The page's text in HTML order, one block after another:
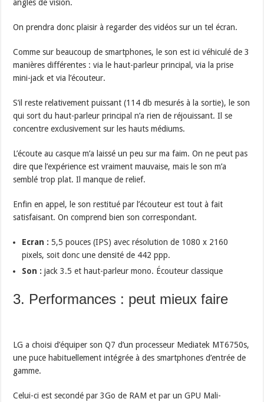
angles de vision.
On prendra donc plaisir à regarder des vidéos sur un tel écran.
Comme sur beaucoup de smartphones, le son est ici véhiculé de 3
manières différentes : via le haut-parleur principal, via la prise
mini-jack et via l’écouteur.
S’il reste relativement puissant (114 db mesurés à la sortie), le son
qui sort du haut-parleur principal n’a rien de réjouissant. Il se
concentre exclusivement sur les hauts médiums.
L’écoute au casque m’a laissé un peu sur ma faim. On ne peut pas
dire que l’expérience est vraiment mauvaise, mais le son m’a
semblé trop plat. Il manque de relief.
Enfin en appel, le son restitué par l’écouteur est tout à fait
satisfaisant. On comprend bien son correspondant.
Ecran : 5,5 pouces (IPS) avec résolution de 1080 x 2160
pixels, soit donc une densité de 442 ppp.
Son : jack 3.5 et haut-parleur mono. Écouteur classique
3. Performances : peut mieux faire
LG a choisi d’équiper son Q7 d’un processeur Mediatek MT6750s,
une puce habituellement intégrée à des smartphones d’entrée de
gamme.
Celui-ci est secondé par 3Go de RAM et par un GPU Mali-